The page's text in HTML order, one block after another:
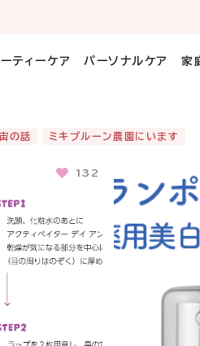
ーティーケア パーソナルケア 家
の話 ミキプルーン農園にいます
132